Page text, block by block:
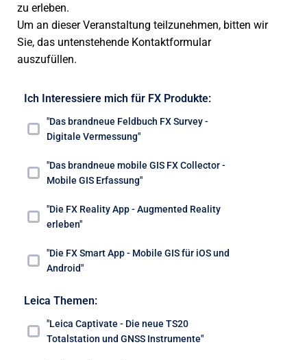
zu erleben.
Um an dieser Veranstaltung teilzunehmen, bitten wir
Sie, das untenstehende Kontaktformular
auszufüllen.
Ich Interessiere mich für FX Produkte:
"Das brandneue Feldbuch FX Survey -
Digitale Vermessung"
"Das brandneue mobile GIS FX Collector -
Mobile GIS Erfassung"
"Die FX Reality App - Augmented Reality
erleben"
"Die FX Smart App - Mobile GIS für iOS und
Android"
Leica Themen:
"Leica Captivate - Die neue TS20
Totalstation und GNSS Instrumente"